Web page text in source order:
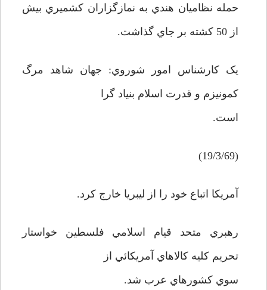
حمله نظاميان هندي به نمازگزاران کشميري بيش
از 50 کشته بر جاي گذاشت.
يک کارشناس امور شوروي: جهان شاهد مرگ
کمونيزم و قدرت اسلام بنياد گرا
است.
(19/3/69)
آمريکا اتباع خود را از ليبريا خارج کرد.
رهبري متحد قيام اسلامي فلسطين خواستار
تحريم کليه کالاهاي آمريکائي از
سوي کشورهاي عرب شد.